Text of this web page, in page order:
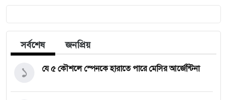
সর্বশেষ জনপ্রিয়
যে ৫ কৌশলে স্পেনকে হারাতে পারে মেসির আর্জেন্টিনা
১